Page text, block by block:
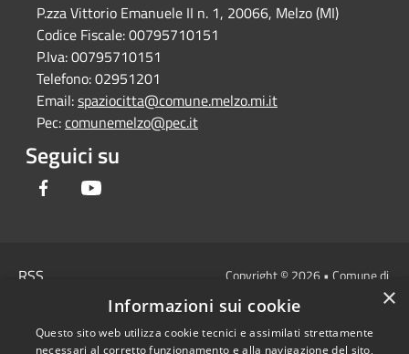
P.zza Vittorio Emanuele II n. 1, 20066, Melzo (MI)
Codice Fiscale:00795710151
P.Iva:00795710151
Telefono:02951201
Email:spaziocitta@comune.melzo.mi.it
Pec:comunemelzo@pec.it
Seguici su
Facebook
RSS
Cookie
Copyright © 2026 • Comune di
Melzo - Città Metropolitana di
Milano • Powered by
Municipium•Accesso
×
Informazioni sui cookie
Questo sito web utilizza cookie tecnici e assimilati strettamente
necessari al corretto funzionamento e alla navigazione del sito,